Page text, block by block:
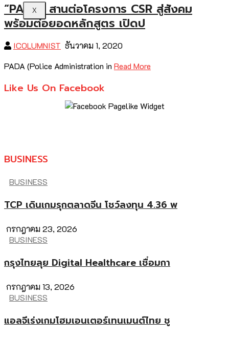
X
“PADA” สานต่อโครงการ CSR สู่สังคม
พร้อมต่อยอดหลักสูตร เปิดป
ICOLUMNIST ธันวาคม 1, 2020
PADA (Police Administration in Read More
Like Us On Facebook
BUSINESS
BUSINESS
TCP เดินเกมรุกตลาดจีน โชว์ลงทุน 4.36 พ
กรกฎาคม 23, 2026
BUSINESS
กรุงไทยลุย Digital Healthcare เชื่อมกา
กรกฎาคม 13, 2026
BUSINESS
แอลจีเร่งเกมโฮมเอนเตอร์เทนเมนต์ไทย ชู